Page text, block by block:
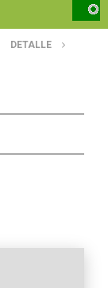
DETALLE